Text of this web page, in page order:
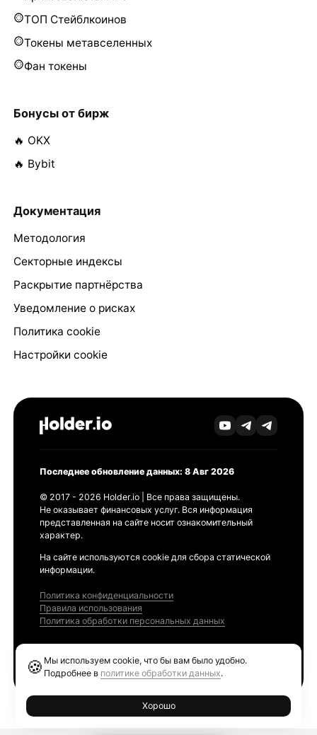
ТОП Стейблкоинов
Токены метавселенных
Фан токены
Бонусы от бирж
🔥 OKX
🔥 Bybit
Документация
Методология
Секторные индексы
Раскрытие партнёрства
Уведомление о рисках
Политика cookie
Настройки cookie
Последнее обновление данных: 8 Авг 2026
© 2017 - 2026 Holder.io | Все права защищены.
Не оказывает финансовых услуг. Вся информация
представленная на сайте носит ознакомительный
характер.
На сайте используются cookie для сбора статической
информации.
Политика конфиденциальности
Правила использования
Политика обработки персональных данных
🍪 Мы используем cookie, что бы вам было удобно.
Подробнее в политике обработки данных.
Хорошо
Ethereum GAS Tracker